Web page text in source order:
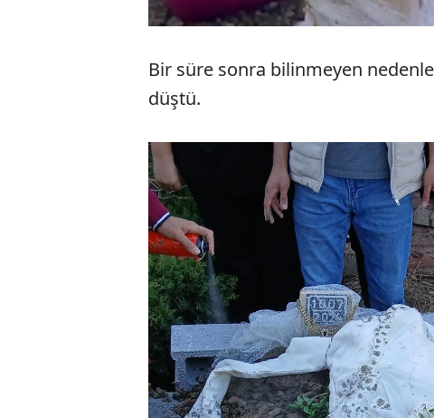
Bir süre sonra bilinmeyen
düştü.